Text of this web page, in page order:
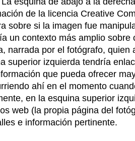
de la licencia Creative
sobre si la imagen fue
un contexto más amplio sobre
narrada por el fotógrafo, quien
superior izquierda tendría
que pueda ofrecer
ahí en el momento
en la esquina superior
web (la propia página del
e información pertinente.